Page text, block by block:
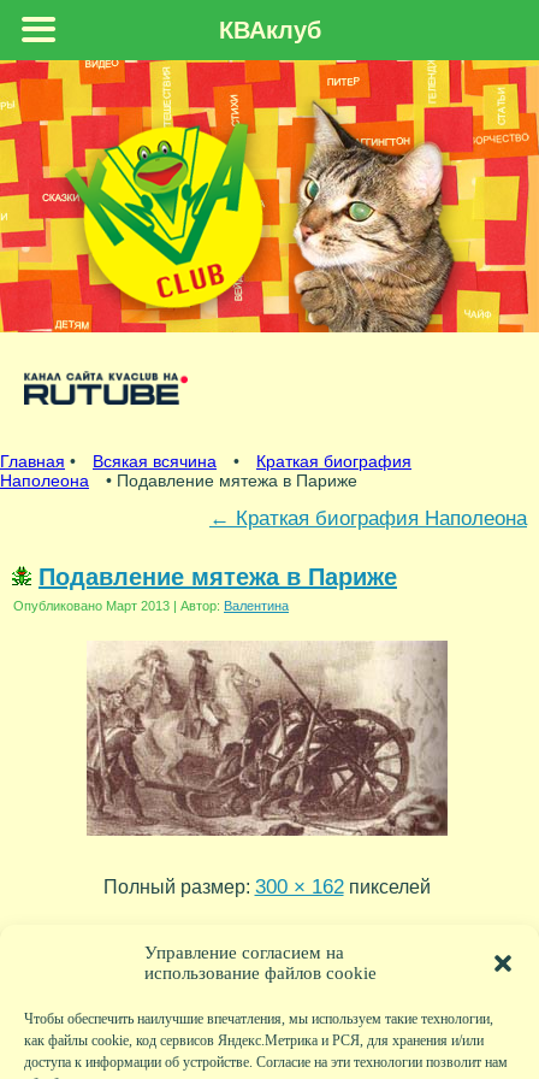
Управление согласием на
использование файлов cookie
Чтобы обеспечить наилучшие впечатления, мы используем такие технологии,
как файлы cookie, код сервисов Яндекс.Метрика и РСЯ, для хранения и/или
доступа к информации об устройстве. Согласие на эти технологии позволит нам
Главная • Всякая всячина •
Краткая биография
Наполеона
• Подавление мятежа в Париже
← Краткая биография Наполеона
Подавление мятежа в Париже
Опубликовано Март 2013 | Автор: Валентина
Полный размер: 300 × 162пикселей
КВАклуб